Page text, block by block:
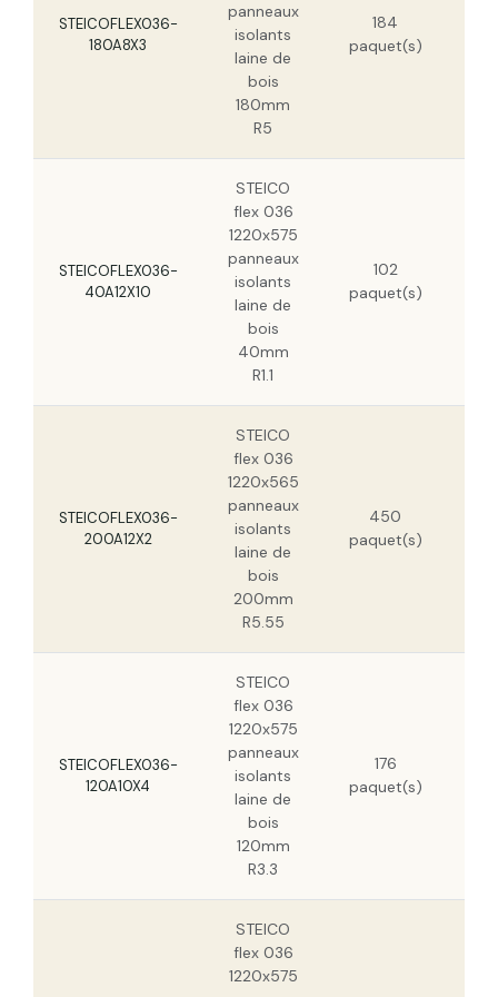
STEICO flex 036 1220x565 panneaux
isolants laine de bois 240mm R6.65
STEICOFLEX036-
180A8X3
panneaux
isolants
laine de
bois
180mm
R5
184
paquet(s)
STEICOFLEX036-
40A12X10
STEICO
flex 036
1220x575
panneaux
isolants
laine de
bois
40mm
R1.1
102
paquet(s)
STEICOFLEX036-
200A12X2
STEICO
flex 036
1220x565
panneaux
isolants
laine de
bois
200mm
R5.55
450
paquet(s)
STEICOFLEX036-
120A10X4
STEICO
flex 036
1220x575
panneaux
isolants
laine de
bois
120mm
R3.3
176
paquet(s)
STEICO
flex 036
1220x575